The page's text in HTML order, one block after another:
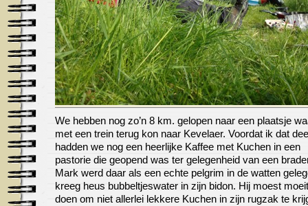
We hebben nog zo’n 8 km. gelopen naar een plaatsje
met een trein terug kon naar Kevelaer. Voordat ik dat
hadden we nog een heerlijke Kaffee met Kuchen in een
pastorie die geopend was ter gelegenheid van een
Mark werd daar als een echte pelgrim in de watten
kreeg heus bubbeltjeswater in zijn bidon. Hij moest
doen om niet allerlei lekkere Kuchen in zijn rugzak te